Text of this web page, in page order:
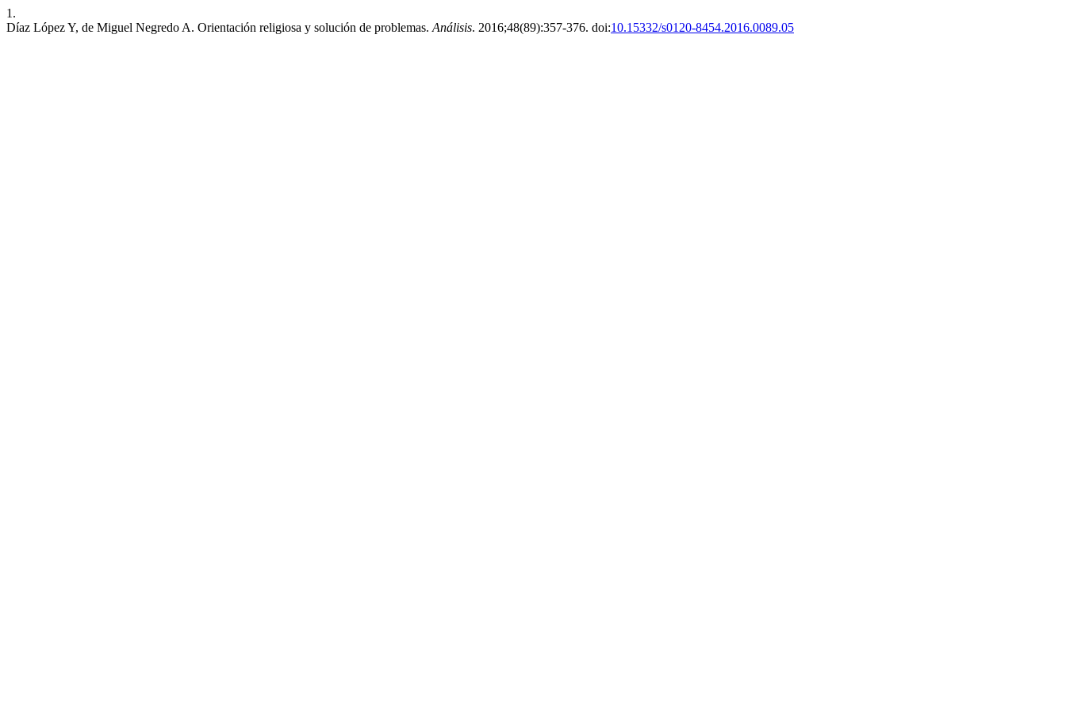
1.
Díaz López Y, de Miguel Negredo A. Orientación religiosa y solución de problemas. Análisis. 2016;48(89):357-376. doi:10.15332/s0120-8454.2016.0089.05